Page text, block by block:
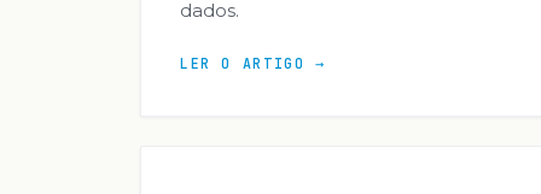
dados.
LER O ARTIGO →